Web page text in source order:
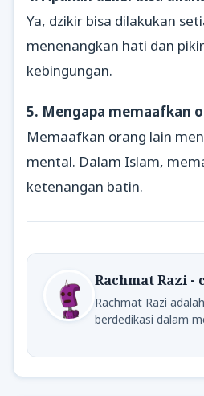
Ya, dzikir bisa dilakukan
menenangkan hati dan
kebingungan.
5. Mengapa memaafkan
Memaafkan orang lain
mental. Dalam Islam,
ketenangan batin.
Rachmat Razi
Rachmat Razi
berdedikasi dalam